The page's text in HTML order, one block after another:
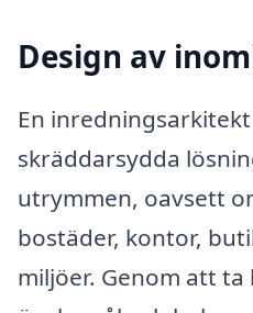
Design av
En
skräddarsydda
utrymmen, oavsett
bostäder, kontor,
miljöer. Genom att ta